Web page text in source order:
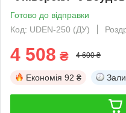
Готово до відправки
Код: UDEN-250 (ДУ)
4 508 ₴ 4 600 ₴
Економія 92 ₴